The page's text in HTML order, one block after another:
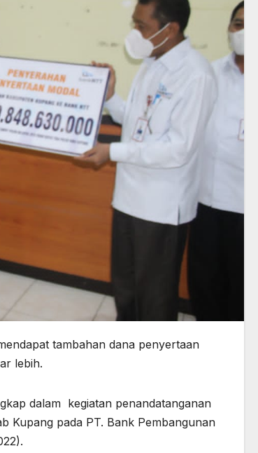
tambahan dana penyertaan
lebih.
dalam kegiatan penandatanganan
Kupang pada PT. Bank Pembangunan